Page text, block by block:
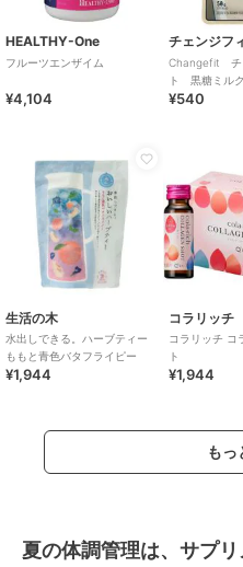
HEALTHY-One
フルーツエンザイム
¥4,104
チェンジフ
Changefit チ
ト 黒糖ミル
¥540
生活の木
水出しできる。ハーブティー
ももと青色バタフライピー
¥1,944
コラリッチ
コラリッチ コ
ト
¥1,944
もっ
夏の体調管理は、サプ